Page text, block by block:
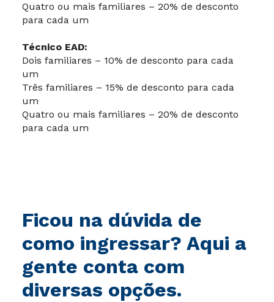
Quatro ou mais familiares – 20% de desconto
para cada um
Técnico EAD:
Dois familiares – 10% de desconto para cada
um
Três familiares – 15% de desconto para cada
um
Quatro ou mais familiares – 20% de desconto
para cada um
Ficou na dúvida de
como ingressar? Aqui a
gente conta com
diversas opções.